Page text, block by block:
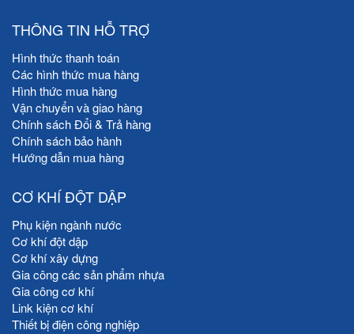
THÔNG TIN HỖ TRỢ
Hình thức thanh toán
Các hình thức mua hàng
Hình thức mua hàng
Vận chuyển và giao hàng
Chính sách Đổi & Trả hàng
Chính sách bảo hành
Hướng dẫn mua hàng
CƠ KHÍ ĐỘT DẬP
Phụ kiện ngành nước
Cơ khí đột dập
Cơ khí xây dựng
Gia công các sản phẩm nhựa
Gia công cơ khí
Link kiện cơ khí
Thiết bị điện công nghiệp